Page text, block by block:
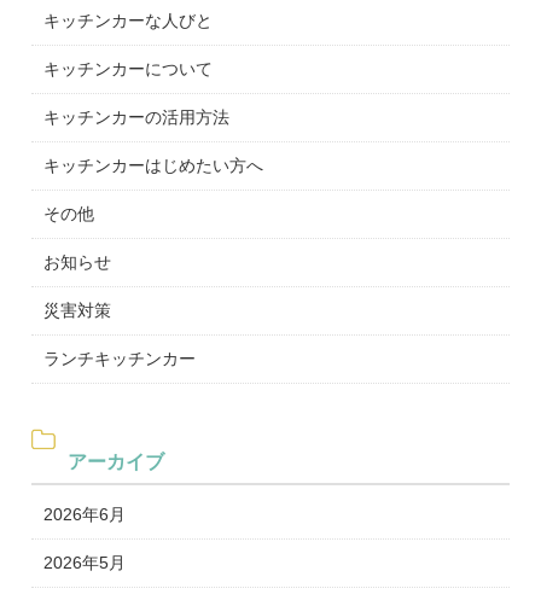
キッチンカーな人びと
キッチンカーについて
キッチンカーの活用方法
キッチンカーはじめたい方へ
その他
お知らせ
災害対策
ランチキッチンカー
アーカイブ
2026年6月
2026年5月